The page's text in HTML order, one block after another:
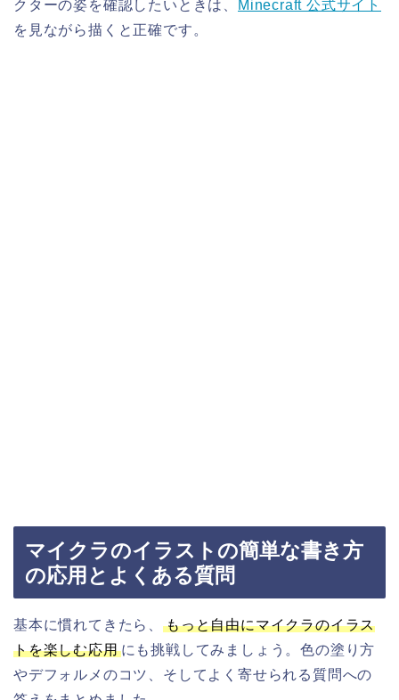
クターの姿を確認したいときは、
Minecraft 公式サイト
を見ながら描くと正確です。
マイクラのイラストの簡単な書き方
の応用とよくある質問
基本に慣れてきたら、
もっと自由にマイクラのイラス
トを楽しむ応用にも挑戦してみましょう。色の塗り方
やデフォルメのコツ、そしてよく寄せられる質問への